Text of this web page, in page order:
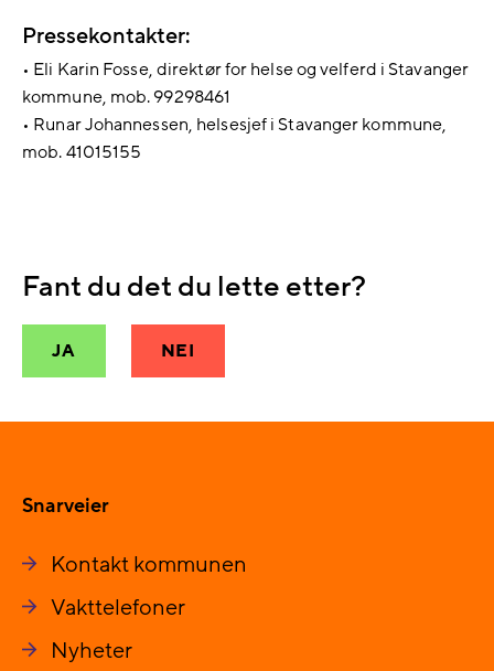
Pressekontakter:
• Eli Karin Fosse, direktør for helse og velferd i Stavanger
kommune, mob. 99298461
• Runar Johannessen, helsesjef i Stavanger kommune,
mob. 41015155
Fant du det du lette etter?
JA NEI
Snarveier
Kontakt kommunen
Vakttelefoner
Nyheter